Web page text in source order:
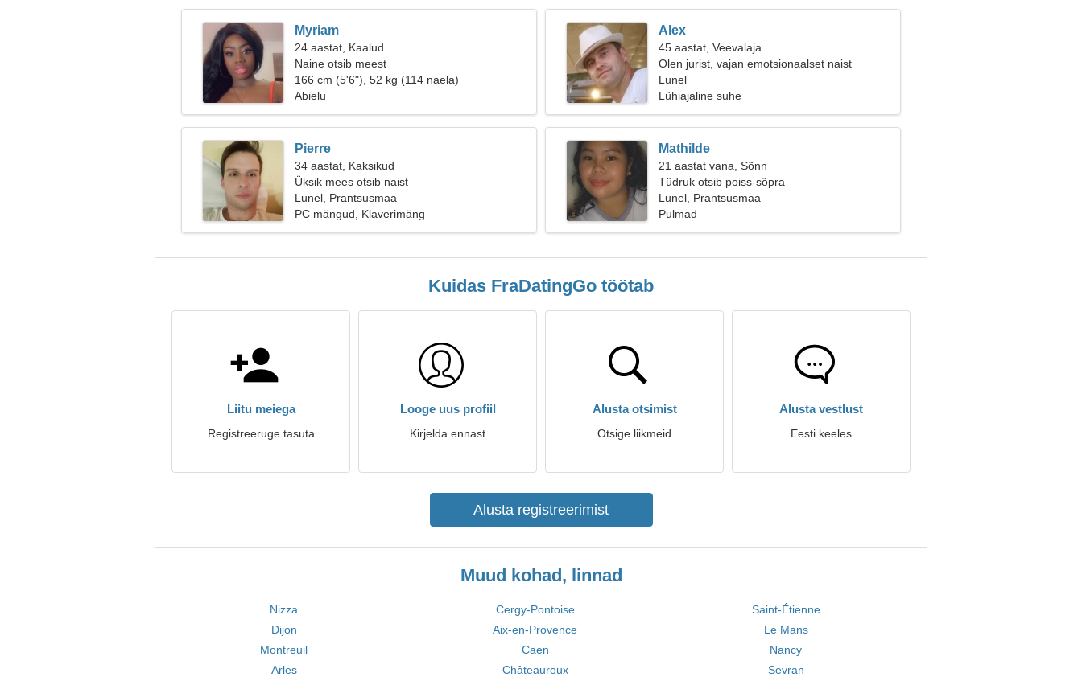
Myriam
24 aastat, Kaalud
Naine otsib meest
166 cm (5'6"), 52 kg (114 naela)
Abielu
Alex
45 aastat, Veevalaja
Olen jurist, vajan emotsionaalset naist
Lunel
Lühiajaline suhe
Pierre
34 aastat, Kaksikud
Üksik mees otsib naist
Lunel, Prantsusmaa
PC mängud, Klaverimäng
Mathilde
21 aastat vana, Sõnn
Tüdruk otsib poiss-sõpra
Lunel, Prantsusmaa
Pulmad
Kuidas FraDatingGo töötab
Liitu meiega
Registreeruge tasuta
Looge uus profiil
Kirjelda ennast
Alusta otsimist
Otsige liikmeid
Alusta vestlust
Eesti keeles
Alusta registreerimist
Muud kohad, linnad
Nizza Cergy-Pontoise
Saint-Étienne
Dijon
Aix-en-Provence
Le Mans
Montreuil
Caen
Nancy
Arles
Châteauroux Sevran